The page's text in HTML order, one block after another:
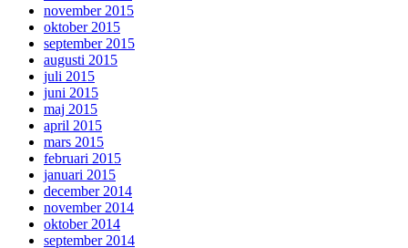
november 2015
oktober 2015
september 2015
augusti 2015
juli 2015
juni 2015
maj 2015
april 2015
mars 2015
februari 2015
januari 2015
december 2014
november 2014
oktober 2014
september 2014